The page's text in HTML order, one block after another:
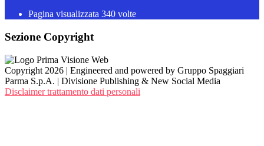
Pagina visualizzata 340 volte
Sezione Copyright
Copyright 2026 | Engineered and powered by Gruppo Spaggiari
Parma S.p.A. | Divisione Publishing & New Social Media
Disclaimer trattamento dati personali